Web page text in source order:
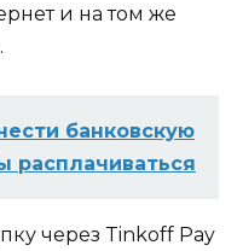
и на том же
банковскую
расплачиваться
через Tinkoff Pay